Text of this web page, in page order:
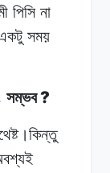
পিসি না
সময়
সম্ভব?